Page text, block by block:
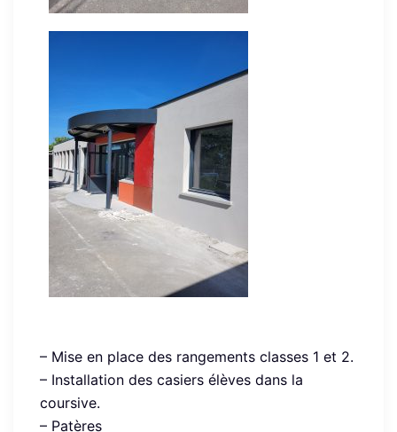
– Mise en place des rangements classes 1 et 2.
– Installation des casiers élèves dans la
coursive.
– Patères